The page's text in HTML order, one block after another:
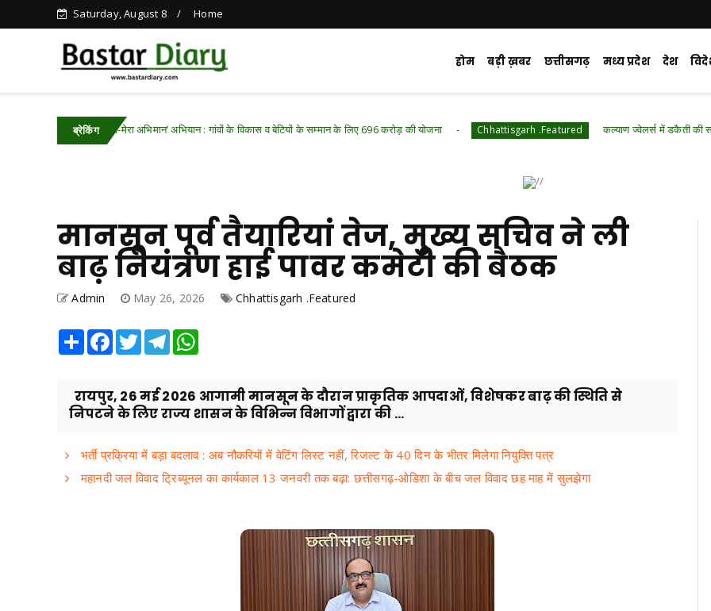
Saturday, August 8 Home
होम बड़ी ख़बर छत्तीसगढ़ मध्य प्रदेश देश
ब्रेकिंग
‘मेरी बेटी-मेरा अभिमान’ अभियान : गांवों के विकास व बेटियों के सम्मान के लिए 696 करोड़ की योजना Chhattisgarh .Featured कल्याण ज्वेलर्स में डकैती की साजिश नाकाम :
मानसून पूर्व तैयारियां तेज, मुख्य सचिव ने ली
बाढ़ नियंत्रण हाई पावर कमेटी की बैठक
Admin May 26, 2026 Chhattisgarh .Featured
Share Facebook
TwitterTelegram
रायपुर, 26 मई 2026 आगामी मानसून के दौरान प्राकृतिक आपदाओं, विशेषकर बाढ़ की स्थिति से
निपटने के लिए राज्य शासन के विभिन्न विभागों द्वारा की ...
भर्ती प्रक्रिया में बड़ा बदलाव : अब नौकरियों में वेटिंग लिस्ट नहीं, रिजल्ट के 40 दिन के भीतर मिलेगा नियुक्ति पत्र
महानदी जल विवाद ट्रिब्यूनल का कार्यकाल 13 जनवरी तक बढ़ा: छत्तीसगढ़-ओडिशा के बीच जल विवाद छह माह में सुलझेगा